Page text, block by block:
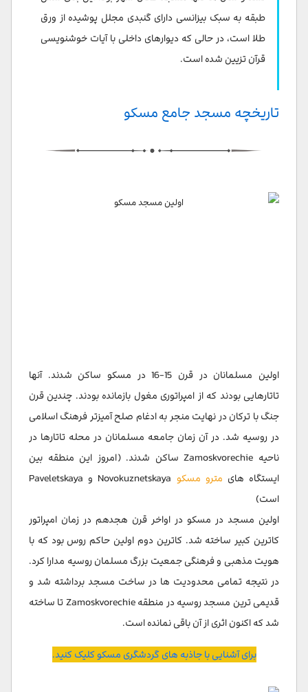
طبقه به سبک بیزانسی دارای گنبدی مجلل پوشیده از ورق
طلا است، در حالی که دیوارهای داخلی با آیات خوشنویسی
قرآن تزیین شده است.
تاریخچه مسجد جامع مسکو
اولین مسلمانان در قرن 15-16 در مسکو ساکن شدند. آنها
تاتارهایی بودند که از امپراتوری مغول بازمانده بودند. چندین قرن
جنگ با ترکان در نهایت منجر به ادغام صلح آمیزتر فرهنگ اسلامی
در روسیه شد. در آن زمان جامعه مسلمانان در محله تاتارها در
ناحیه Zamoskvorechie ساکن شدند. (امروز این منطقه بین
ایستگاه های مترو مسکو
Novokuznetskaya و Paveletskaya
است)
اولین مسجد در مسکو در اواخر قرن هجدهم در زمان امپراتور
کاترین کبیر ساخته شد. کاترین دوم اولین حاکم روس بود که با
هویت مذهبی و فرهنگی جمعیت بزرگ مسلمان روسیه مدارا کرد.
در نتیجه تمامی محدودیت ها در ساخت مسجد برداشته شد و
قدیمی ترین مسجد روسیه در منطقه Zamoskvorechie تا ساخته
شد که اکنون اثری از آن باقی نمانده است.
برای آشنایی با جاذبه های گردشگری مسکو کلیک کنید.